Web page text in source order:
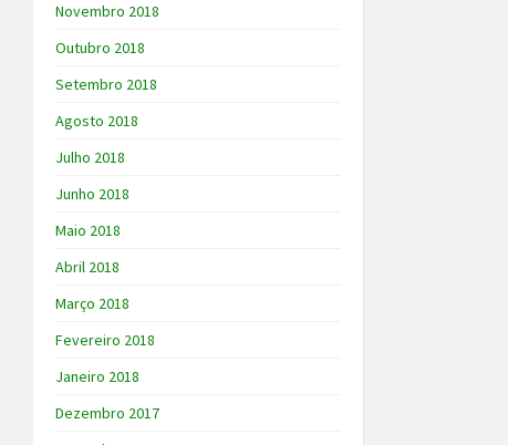
Novembro 2018
Outubro 2018
Setembro 2018
Agosto 2018
Julho 2018
Junho 2018
Maio 2018
Abril 2018
Março 2018
Fevereiro 2018
Janeiro 2018
Dezembro 2017